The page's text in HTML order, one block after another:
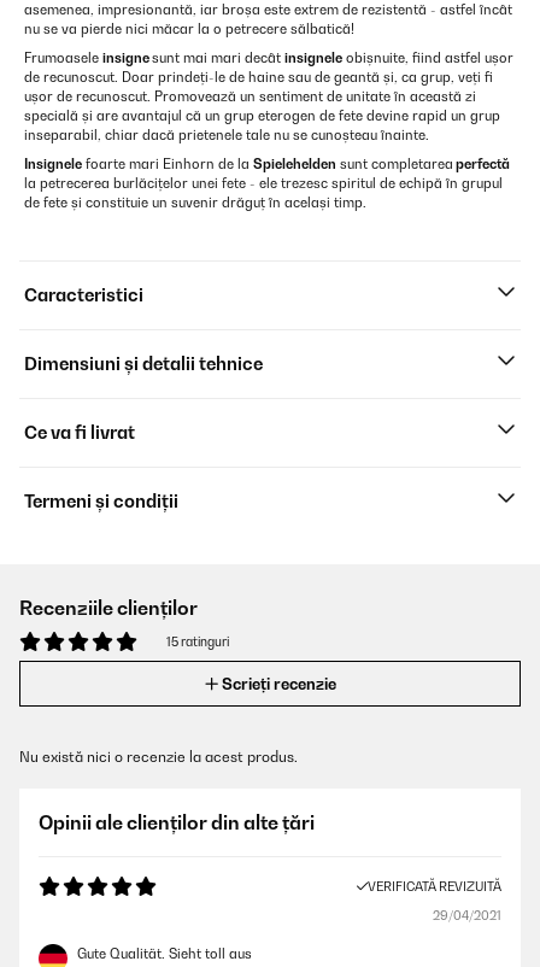
asemenea, impresionantă, iar broșa este extrem de rezistentă - astfel încât
nu se va pierde nici măcar la o petrecere sălbatică!
Frumoasele insignesunt mai mari decât insignele obișnuite, fiind astfel ușor
de recunoscut. Doar prindeți-le de haine sau de geantă și, ca grup, veți fi
ușor de recunoscut. Promovează un sentiment de unitate în această zi
specială și are avantajul că un grup eterogen de fete devine rapid un grup
inseparabil, chiar dacă prietenele tale nu se cunoșteau înainte.
Insignele foarte mari Einhorn de la Spielehelden sunt completarea perfectă
la petrecerea burlăcițelor unei fete - ele trezesc spiritul de echipă în grupul
de fete și constituie un suvenir drăguț în același timp.
Caracteristici
Dimensiuni și detalii tehnice
Ce va fi livrat
Termeni și condiții
Recenziile clienților
15 ratinguri
Scrieți recenzie
Nu există nici o recenzie la acest produs.
Opinii ale clienților din alte țări
VERIFICATĂ REVIZUITĂ
29/04/2021
Gute Qualität. Sieht toll aus